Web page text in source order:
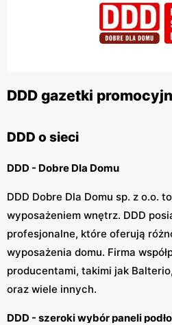
DDD gazetki
DDD o sieci
DDD - Dobre Dla Domu
DDD Dobre Dla Domu sp. z o.o.
wyposażeniem wnętrz. DDD
profesjonalne, które oferują
wyposażenia domu. Firma
producentami, takimi jak
oraz wiele innych.
DDD - szeroki wybór paneli